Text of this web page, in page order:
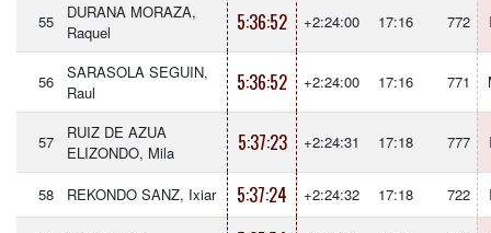
55
DURANA MORAZA,
Raquel
5:36:52 +2:24:00 17:16 772
56
SARASOLA SEGUIN,
Raul
5:36:52 +2:24:00 17:16 771
57
RUIZ DE AZUA
ELIZONDO, Mila
5:37:23 +2:24:31 17:18 777
58 REKONDO SANZ, Ixiar 5:37:24 +2:24:32 17:18 722